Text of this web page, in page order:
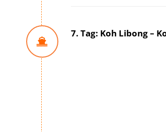
7. Tag: Koh Libong –